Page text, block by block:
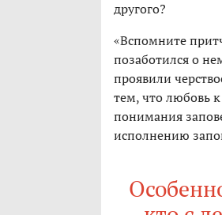
другого?
«Вспомните
позаботился о
проявили
тем, что любовь
понимания
исполнению